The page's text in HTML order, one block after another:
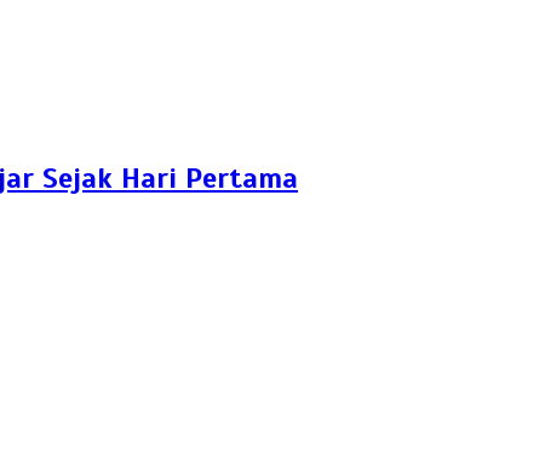
Sejak Hari Pertama